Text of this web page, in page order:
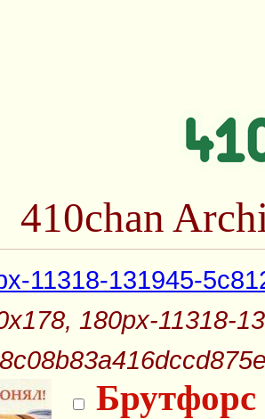
410chan
11318-131945-
180px-11318-
Брутфорс